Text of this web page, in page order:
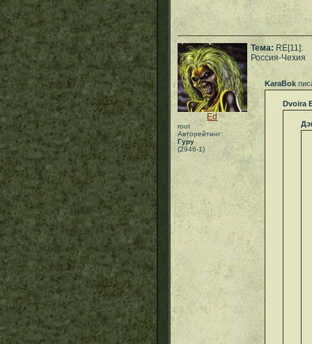
Ed
root
Авторейтинг:
Гуру
(2946-1)
Тема: RE[11]:
Россия-Чехия
KaraBok
Dvoira